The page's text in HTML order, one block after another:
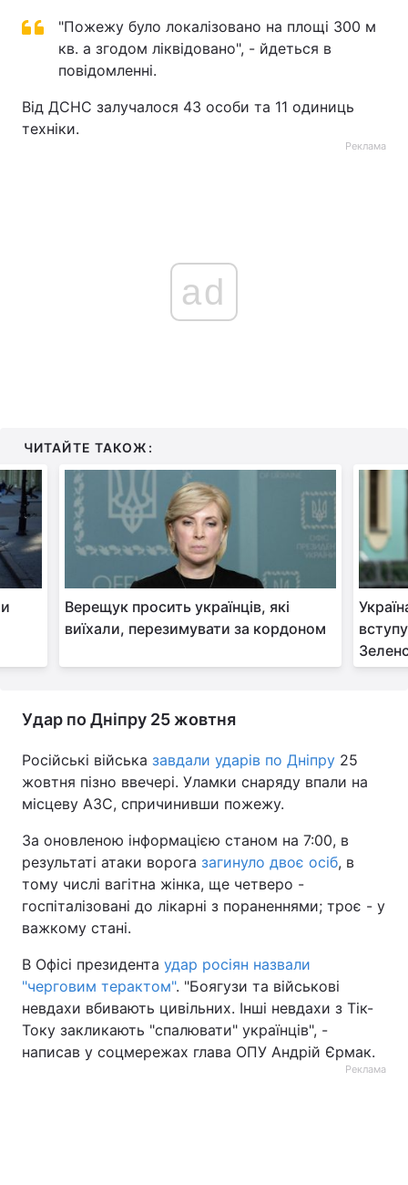
"Пожежу було локалізовано на площі 300 м
кв. а згодом ліквідовано", - йдеться в
повідомленні.
Від ДСНС залучалося 43 особи та 11 одиниць
техніки.
Реклама
ad
ЧИТАЙТЕ ТАКОЖ:
Верещук просить українців, які
виїхали, перезимувати за кордоном
Удар по Дніпру 25 жовтня
Російські війська завдали ударів по Дніпру 25
жовтня пізно ввечері. Уламки снаряду впали на
місцеву АЗС, спричинивши пожежу.
За оновленою інформацією станом на 7:00, в
результаті атаки ворога загинуло двоє осіб, в
тому числі вагітна жінка, ще четверо -
госпіталізовані до лікарні з пораненнями; троє - у
важкому стані.
В Офісі президента удар росіян назвали
"черговим терактом". "Боягузи та військові
невдахи вбивають цивільних. Інші невдахи з Тік-
Току закликають "спалювати" українців", -
написав у соцмережах глава ОПУ Андрій Єрмак.
Реклама